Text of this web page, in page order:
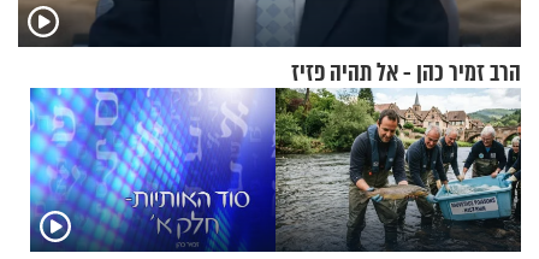
הרב זמיר כהן - אל תהיה פזיז